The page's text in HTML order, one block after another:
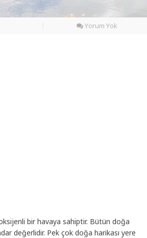
Yorum Yok
bir havaya sahiptir. Bütün doğa
değerlidir. Pek çok doğa harikası yere